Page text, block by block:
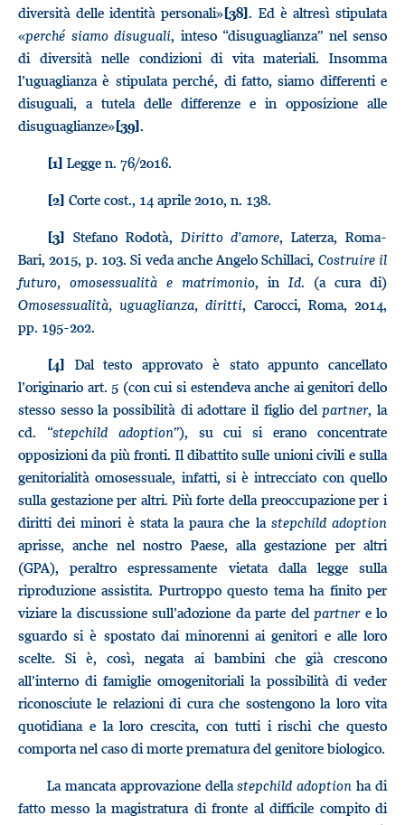
diversità delle identità personali»[38]. Ed è altresì stipulata
«perché siamo disuguali, inteso “disuguaglianza” nel senso
di diversità nelle condizioni di vita materiali. Insomma
l’uguaglianza è stipulata perché, di fatto, siamo differenti e
disuguali, a tutela delle differenze e in opposizione alle
disuguaglianze»[39].
[1] Legge n. 76/2016.
[2] Corte cost., 14 aprile 2010, n. 138.
[3] Stefano Rodotà, Diritto d’amore, Laterza, Roma-
Bari, 2015, p. 103. Si veda anche Angelo Schillaci, Costruire il
futuro, omosessualità e matrimonio, inId. (a cura di)
Omosessualità, uguaglianza, diritti, Carocci, Roma, 2014,
pp. 195-202.
[4] Dal testo approvato è stato appunto cancellato
l’originario art. 5 (con cui si estendeva anche ai genitori dello
stesso sesso la possibilità di adottare il figlio delpartner, la
cd. “stepchild adoption”), su cui si erano concentrate
opposizioni da più fronti. Il dibattito sulle unioni civili e sulla
genitorialità omosessuale, infatti, si è intrecciato con quello
sulla gestazione per altri. Più forte della preoccupazione per i
diritti dei minori è stata la paura che la stepchild adoption
aprisse, anche nel nostro Paese, alla gestazione per altri
(GPA), peraltro espressamente vietata dalla legge sulla
riproduzione assistita. Purtroppo questo tema ha finito per
viziare la discussione sull’adozione da parte delpartnere lo
sguardo si è spostato dai minorenni ai genitori e alle loro
scelte. Si è, così, negata ai bambini che già crescono
all’interno di famiglie omogenitoriali la possibilità di veder
riconosciute le relazioni di cura che sostengono la loro vita
quotidiana e la loro crescita, con tutti i rischi che questo
comporta nel caso di morte prematura del genitore biologico.
La mancata approvazione dellastepchild adoption ha di
fatto messo la magistratura di fronte al difficile compito di